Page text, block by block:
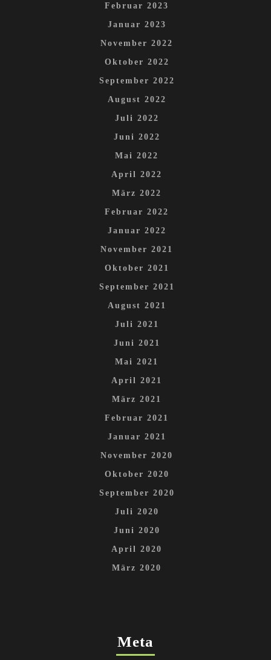
Februar 2023
Januar 2023
November 2022
Oktober 2022
September 2022
August 2022
Juli 2022
Juni 2022
Mai 2022
April 2022
März 2022
Februar 2022
Januar 2022
November 2021
Oktober 2021
September 2021
August 2021
Juli 2021
Juni 2021
Mai 2021
April 2021
März 2021
Februar 2021
Januar 2021
November 2020
Oktober 2020
September 2020
Juli 2020
Juni 2020
April 2020
März 2020
Meta